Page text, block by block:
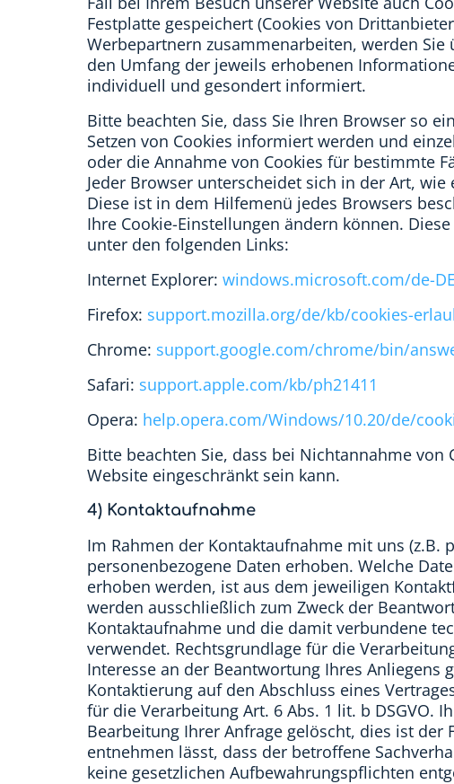
Festplatte gespeichert (Cookies von
Werbepartnern zusammenarbeiten, werden
den Umfang der jeweils erhobenen
individuell und gesondert informiert.
Bitte beachten Sie, dass Sie Ihren Browser so
Setzen von Cookies informiert werden und
oder die Annahme von Cookies für bestimmte
Jeder Browser unterscheidet sich in der Art,
Diese ist in dem Hilfemenü jedes Browsers
Ihre Cookie-Einstellungen ändern können.
unter den folgenden Links:
Internet Explorer: windows.microsoft.com/de-
Firefox: support.mozilla.org/de/kb/cookies-
Chrome: support.google.com/chrome/bin/
Safari: support.apple.com/kb/ph21411
Opera: help.opera.com/Windows/10.20/de/
Bitte beachten Sie, dass bei Nichtannahme
Website eingeschränkt sein kann.
4) Kontaktaufnahme
Im Rahmen der Kontaktaufnahme mit uns (z.B.
personenbezogene Daten erhoben. Welche
erhoben werden, ist aus dem jeweiligen
werden ausschließlich zum Zweck der
Kontaktaufnahme und die damit verbundene
verwendet. Rechtsgrundlage für die
Interesse an der Beantwortung Ihres Anliegens
Kontaktierung auf den Abschluss eines
für die Verarbeitung Art. 6 Abs. 1 lit. b DSGVO.
Bearbeitung Ihrer Anfrage gelöscht, dies ist der
entnehmen lässt, dass der betroffene
keine gesetzlichen Aufbewahrungspflichten